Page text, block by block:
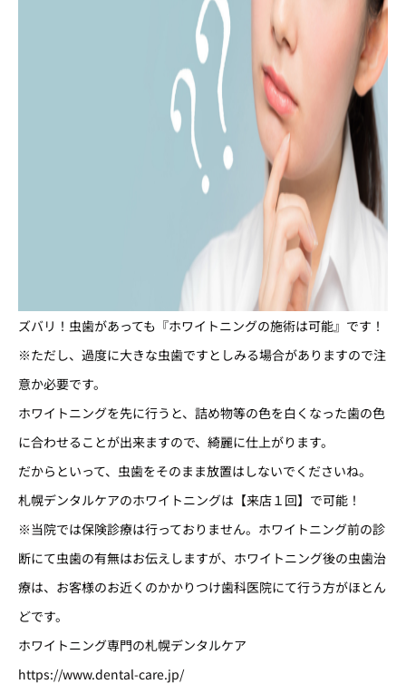
ズバリ！虫歯があっても『ホワイトニングの施術は可能』です！
※ただし、過度に大きな虫歯ですとしみる場合がありますので注
意か必要です。
ホワイトニングを先に行うと、詰め物等の色を白くなった歯の色
に合わせることが出来ますので、綺麗に仕上がります。
だからといって、虫歯をそのまま放置はしないでくださいね。
札幌デンタルケアのホワイトニングは【来店１回】で可能！
※当院では保険診療は行っておりません。ホワイトニング前の診
断にて虫歯の有無はお伝えしますが、ホワイトニング後の虫歯治
療は、お客様のお近くのかかりつけ歯科医院にて行う方がほとん
どです。
ホワイトニング専門の札幌デンタルケア
https://www.dental-care.jp/